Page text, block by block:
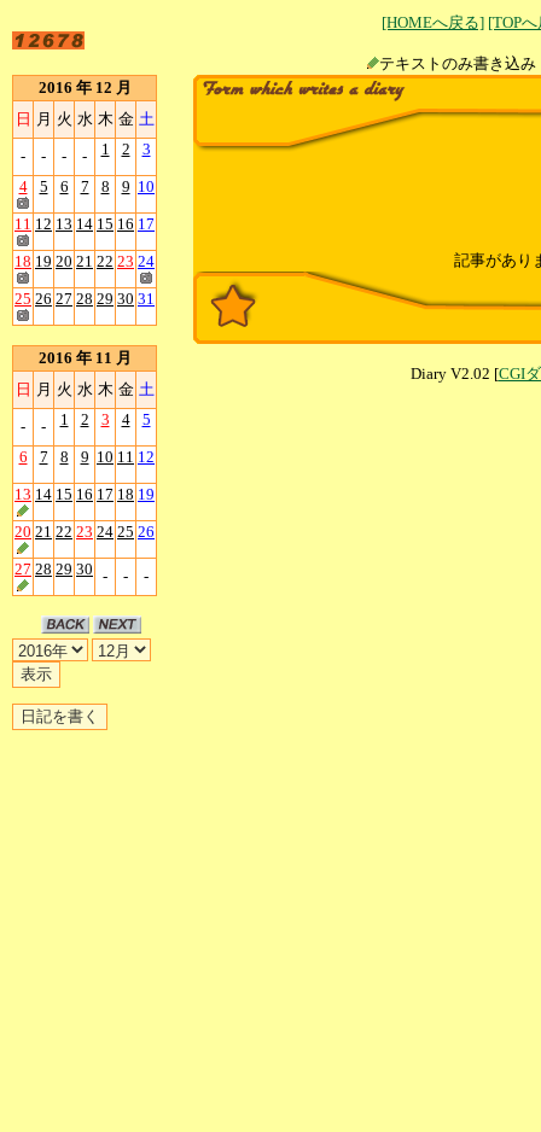
[HOMEへ戻る] [TOP
テキストのみ書
2016 年 12 月
日 月 火 水 木 金 土
- - - - 1 2 3
4 5 6 7 8 9 10
11 12 13 14 15 16 17
18 19 20 21 22 23 24
25 26 27 28 29 30 31
2016 年 11 月
日 月 火 水 木 金 土
- - 1 2 3 4 5
6 7 8 9 10 11 12
13 14 15 16 17 18 19
20 21 22 23 24 25 26
27 28 29 30 - - -
記事があり
Diary V2.02 [CGI